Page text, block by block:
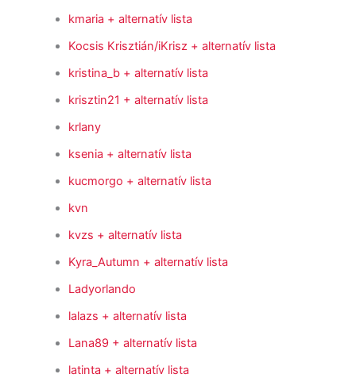
kmaria + alternatív lista
Kocsis Krisztián/iKrisz + alternatív lista
kristina_b + alternatív lista
krisztin21 + alternatív lista
krlany
ksenia + alternatív lista
kucmorgo + alternatív lista
kvn
kvzs + alternatív lista
Kyra_Autumn + alternatív lista
Ladyorlando
lalazs + alternatív lista
Lana89 + alternatív lista
latinta + alternatív lista